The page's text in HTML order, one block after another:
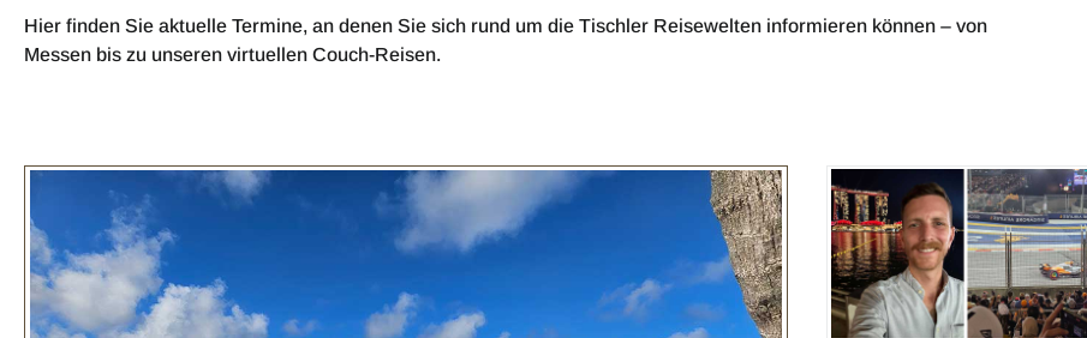
Hier finden Sie aktuelle Termine, an denen Sie sich rund um die Tischler Reisewelten informieren können – von
Messen bis zu unseren virtuellen Couch-Reisen.